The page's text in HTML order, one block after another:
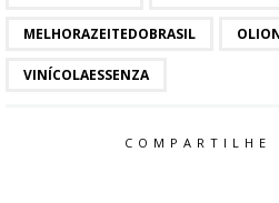
MELHORAZEITEDOBRASIL
VINÍCOLAESSENZA
COMPARTILHE